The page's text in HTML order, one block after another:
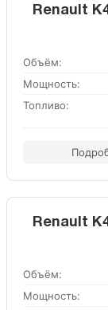
Renault
Объём:
Мощность:
Топливо:
Renault
Объём:
Мощность: